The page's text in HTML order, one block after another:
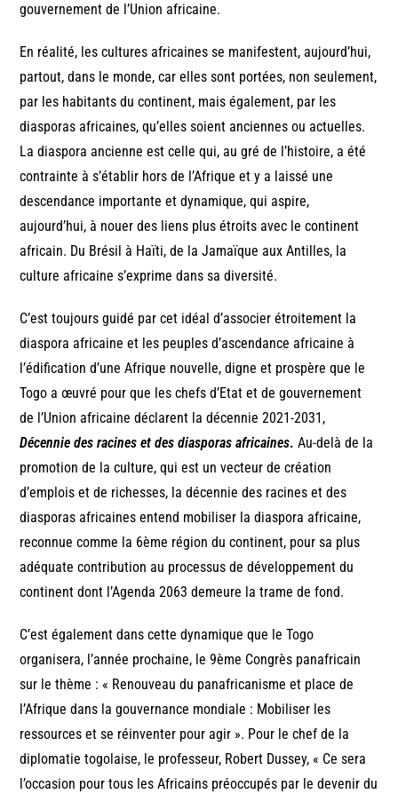
gouvernement de l’Union africaine.
En réalité, les cultures africaines se manifestent, aujourd’hui,
partout, dans le monde, car elles sont portées, non seulement,
par les habitants du continent, mais également, par les
diasporas africaines, qu’elles soient anciennes ou actuelles.
La diaspora ancienne est celle qui, au gré de l’histoire, a été
contrainte à s’établir hors de l’Afrique et y a laissé une
descendance importante et dynamique, qui aspire,
aujourd’hui, à nouer des liens plus étroits avec le continent
africain. Du Brésil à Haïti, de la Jamaïque aux Antilles, la
culture africaine s’exprime dans sa diversité.
C’est toujours guidé par cet idéal d’associer étroitement la
diaspora africaine et les peuples d’ascendance africaine à
l’édification d’une Afrique nouvelle, digne et prospère que le
Togo a œuvré pour que les chefs d’Etat et de gouvernement
de l’Union africaine déclarent la décennie 2021-2031,
Décennie des racines et des diasporas africaines. Au-delà de la
promotion de la culture, qui est un vecteur de création
d’emplois et de richesses, la décennie des racines et des
diasporas africaines entend mobiliser la diaspora africaine,
reconnue comme la 6ème région du continent, pour sa plus
adéquate contribution au processus de développement du
continent dont l’Agenda 2063 demeure la trame de fond.
C’est également dans cette dynamique que le Togo
organisera, l’année prochaine, le 9ème Congrès panafricain
sur le thème : « Renouveau du panafricanisme et place de
l’Afrique dans la gouvernance mondiale : Mobiliser les
ressources et se réinventer pour agir ». Pour le chef de la
diplomatie togolaise, le professeur, Robert Dussey, « Ce sera
l’occasion pour tous les Africains préoccupés par le devenir du